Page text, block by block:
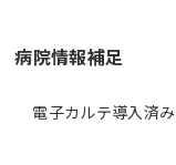
病院情報補足
電子カルテ導入済み